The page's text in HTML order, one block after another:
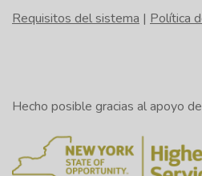
Requisitos del sistema | Política
Hecho posible gracias al apoyo